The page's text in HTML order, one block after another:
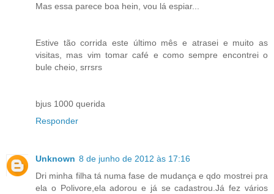
Mas essa parece boa hein, vou lá espiar...
Estive tão corrida este último mês e atrasei e muito as
visitas, mas vim tomar café e como sempre encontrei o
bule cheio, srrsrs
bjus 1000 querida
Responder
Unknown 8 de junho de 2012 às 17:16
Dri minha filha tá numa fase de mudança e qdo mostrei pra
ela o Polivore,ela adorou e já se cadastrou.Já fez vários